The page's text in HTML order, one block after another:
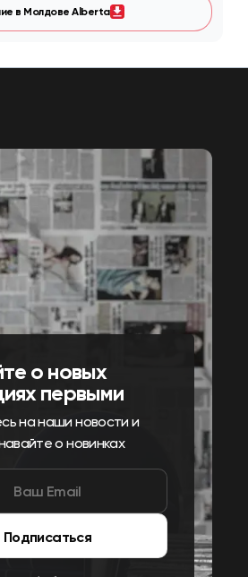
в Молдове Alberta
о новых
первыми
на наши новости и
о новинках
Подписаться